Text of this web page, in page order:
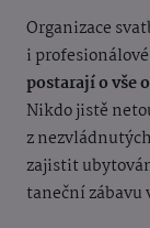
Organizace
i
postarají o vše
Nikdo jistě
z
zajistit
taneční zábavu